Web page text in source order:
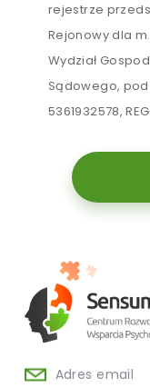
rejestrze
Rejonowy dla
Wydział
Sądowego, pod
5361932578,
Adres email